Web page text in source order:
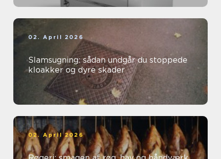
02. April 2026
Slamsugning: sådan undgår du stoppede
kloakker og dyre skader
02. April 2026